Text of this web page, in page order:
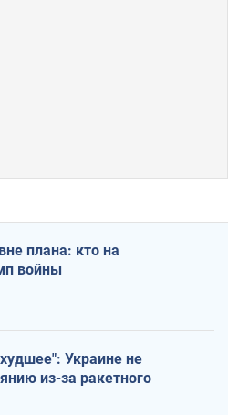
плана: кто на
войны
Украине не
из-за ракетного